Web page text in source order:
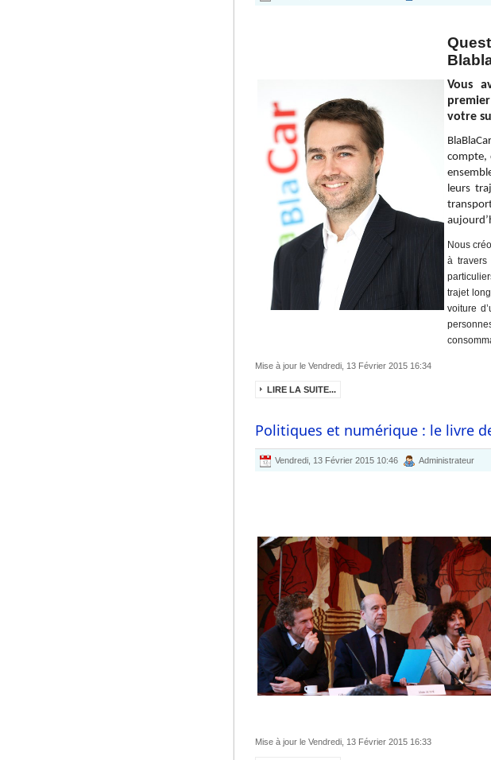
Vous
votre
compte,
leurs
Nous
à travers
trajet
voiture
Mise à jour le Vendredi, 13 Février 2015 16:34
LIRE LA SUITE...
Politiques et numérique : le livre
Vendredi, 13 Février 2015 10:46 Administrateur
Mise à jour le Vendredi, 13 Février 2015 16:33